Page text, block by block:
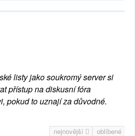
listy jako soukromý server si
přístup na diskusní fóra
pokud to uznají za důvodné.
nejnovější oblíbené